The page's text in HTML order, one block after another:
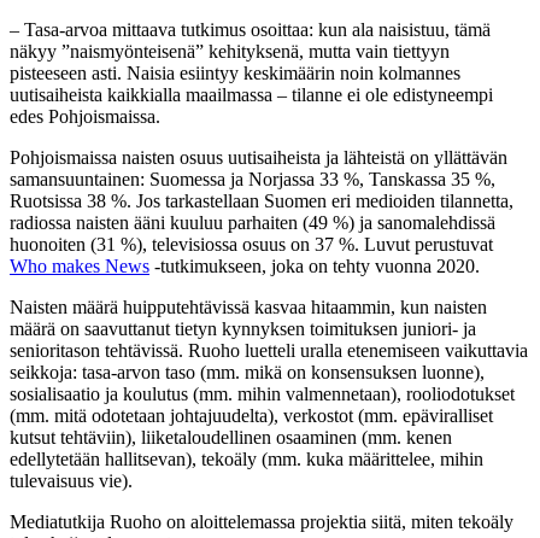
– Tasa-arvoa mittaava tutkimus osoittaa: kun ala naisistuu, tämä
näkyy ”naismyönteisenä” kehityksenä, mutta vain tiettyyn
pisteeseen asti. Naisia esiintyy keskimäärin noin kolmannes
uutisaiheista kaikkialla maailmassa – tilanne ei ole edistyneempi
edes Pohjoismaissa.
Pohjoismaissa naisten osuus uutisaiheista ja lähteistä on yllättävän
samansuuntainen: Suomessa ja Norjassa 33 %, Tanskassa 35 %,
Ruotsissa 38 %. Jos tarkastellaan Suomen eri medioiden tilannetta,
radiossa naisten ääni kuuluu parhaiten (49 %) ja sanomalehdissä
huonoiten (31 %), televisiossa osuus on 37 %. Luvut perustuvat
Who makes News -tutkimukseen, joka on tehty vuonna 2020.
Naisten määrä huipputehtävissä kasvaa hitaammin, kun naisten
määrä on saavuttanut tietyn kynnyksen toimituksen juniori- ja
senioritason tehtävissä. Ruoho luetteli uralla etenemiseen vaikuttavia
seikkoja: tasa-arvon taso (mm. mikä on konsensuksen luonne),
sosialisaatio ja koulutus (mm. mihin valmennetaan), rooliodotukset
(mm. mitä odotetaan johtajuudelta), verkostot (mm. epäviralliset
kutsut tehtäviin), liiketaloudellinen osaaminen (mm. kenen
edellytetään hallitsevan), tekoäly (mm. kuka määrittelee, mihin
tulevaisuus vie).
Mediatutkija Ruoho on aloittelemassa projektia siitä, miten tekoäly